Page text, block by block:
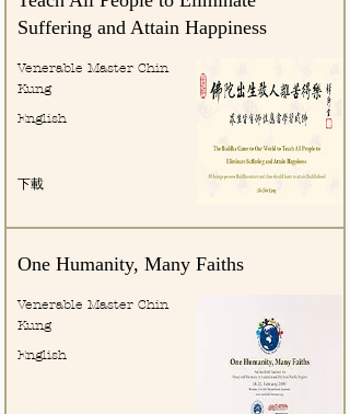
Suffering and Attain Happiness
下載
Venerable Master Chin
Kung
English
One Humanity, Many Faiths
Venerable Master Chin
Kung
English